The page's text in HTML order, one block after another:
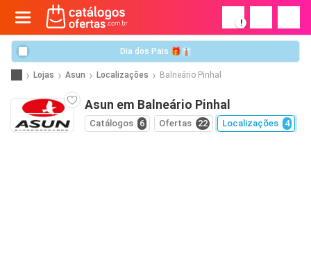
!
Dia dos Pais 🎁👔
Lojas Asun Localizações Balneário Pinhal
Asun em Balneário Pinhal
Catálogos 6 Ofertas 22 Localizações 4